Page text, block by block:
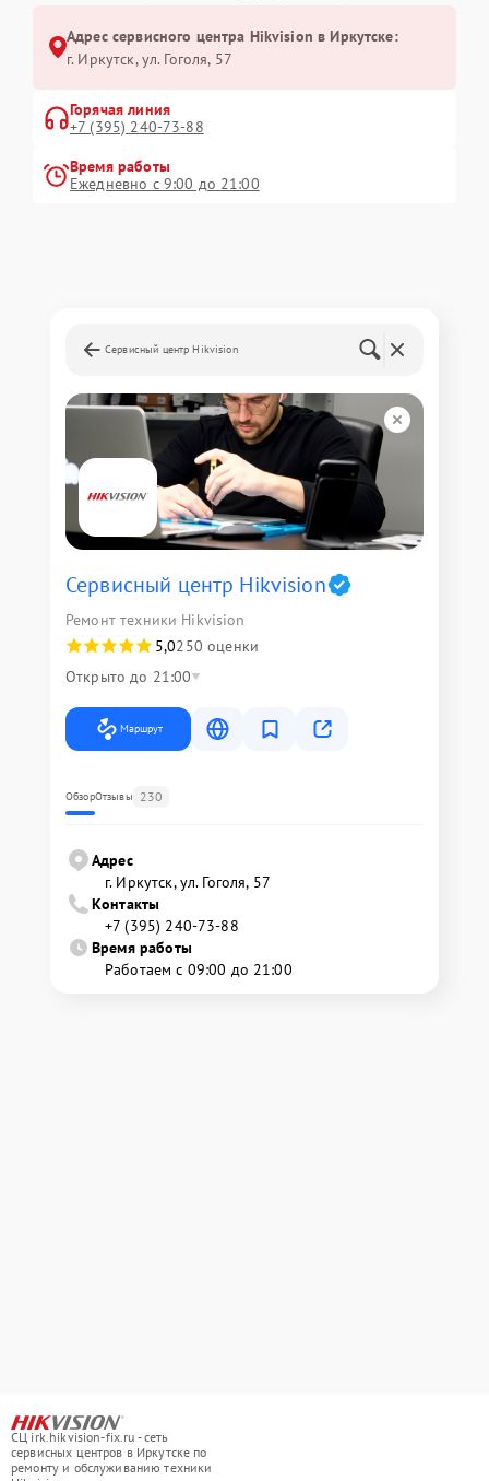
Адрес сервисного центра Hikvision в Иркутске:
г. Иркутск, ул. ​Гоголя, 57
Горячая линия
+7 (395) 240-73-88
Время работы
Ежедневно с 9:00 до 21:00
Сервисный центр Hikvision
Сервисный центр Hikvision
Ремонт техники Hikvision
5,0250 оценки
Открыто до 21:00
Маршрут
ОбзорОтзывы 230
Адрес
г. Иркутск, ул. ​Гоголя, 57
Контакты
+7 (395) 240-73-88
Время работы
Работаем с 09:00 до 21:00
СЦ irk.hikvision-fix.ru - сеть
сервисных центров в Иркутске по
ремонту и обслуживанию техники